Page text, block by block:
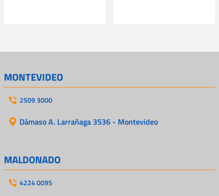
MONTEVIDEO
2509 3000
Dámaso A. Larrañaga 3536 - Montevideo
MALDONADO
4224 0095